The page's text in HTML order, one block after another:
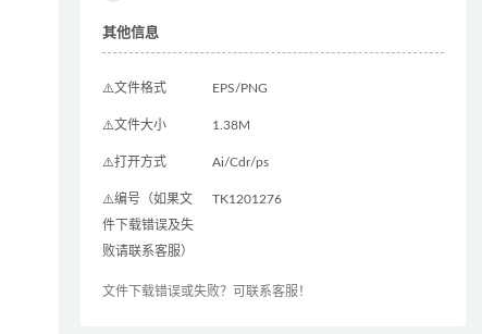
其他信息
⚠️文件格式 EPS/PNG
⚠️文件大小 1.38M
⚠️打开方式 Ai/Cdr/ps
⚠️编号（如果文
件下载错误及失
败请联系客服）
TK1201276
文件下载错误或失败？可联系客服！